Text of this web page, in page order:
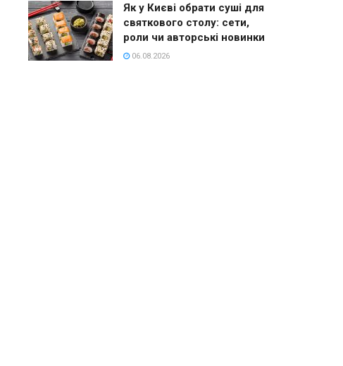
Як у Києві обрати суші для
святкового столу: сети,
роли чи авторські новинки
06.08.2026